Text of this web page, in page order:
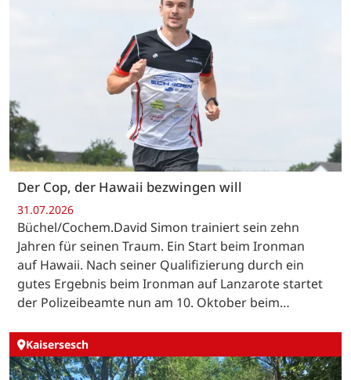
Der Cop, der Hawaii bezwingen will
31.07.2026
Büchel/Cochem.David Simon trainiert sein zehn
Jahren für seinen Traum. Ein Start beim Ironman
auf Hawaii. Nach seiner Qualifizierung durch ein
gutes Ergebnis beim Ironman auf Lanzarote startet
der Polizeibeamte nun am 10. Oktober beim…
Kaisersesch